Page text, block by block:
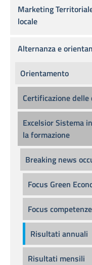
Marketing
locale
Alternanza e
Orientamento
Certificazione delle
Excelsior Sistema
la formazione
Breaking news
Focus Green
Focus
Risultati annuali
Risultati mensili